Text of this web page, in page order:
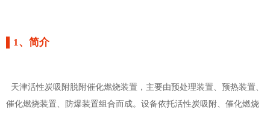
▌1、简介
天津活性炭吸附脱附催化燃烧装置，主要由预处理装置、预热装置、
催化燃烧装置、防爆装置组合而成。设备依托活性炭吸附、催化燃烧